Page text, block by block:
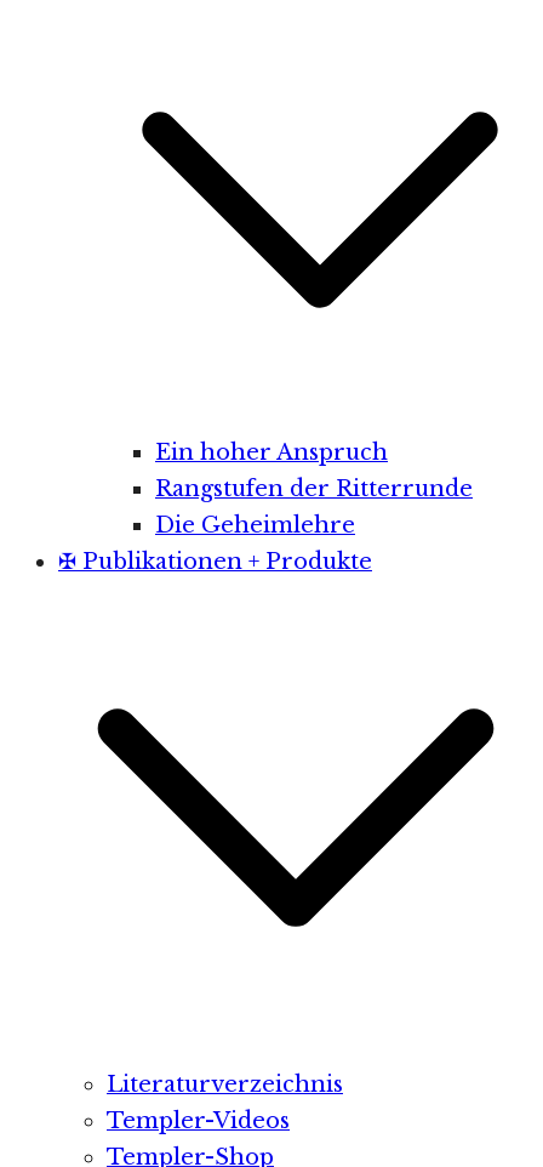
Ein hoher Anspruch
Rangstufen der Ritterrunde
Die Geheimlehre
✠ Publikationen + Produkte
Literaturverzeichnis
Templer-Videos
Templer-Shop